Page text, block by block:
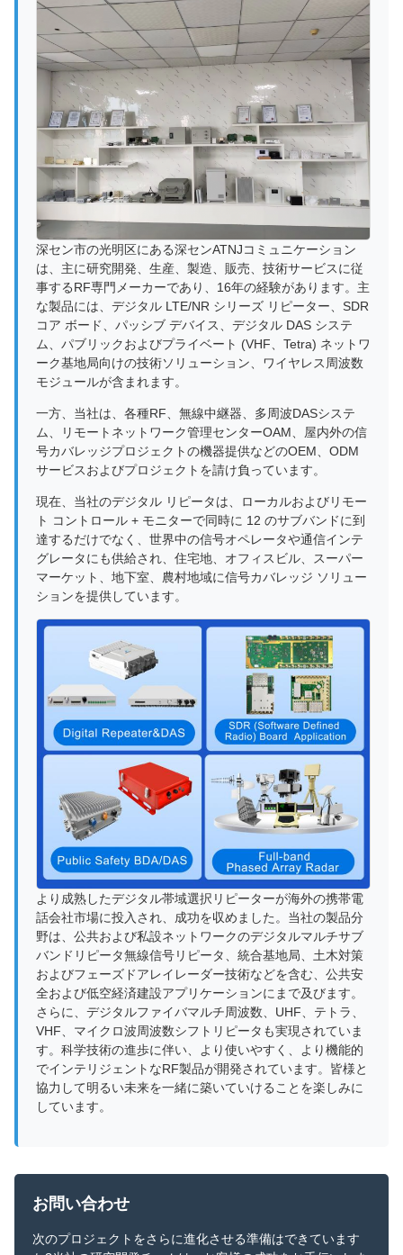
深セン市の光明区にある深センATNJコミュニケーション
は、主に研究開発、生産、製造、販売、技術サービスに従
事するRF専門メーカーであり、16年の経験があります。主
な製品には、デジタル LTE/NR シリーズ リピーター、SDR
コア ボード、パッシブ デバイス、デジタル DAS システ
ム、パブリックおよびプライベート (VHF、Tetra) ネットワ
ーク基地局向けの技術ソリューション、ワイヤレス周波数
モジュールが含まれます。
一方、当社は、各種RF、無線中継器、多周波DASシステ
ム、リモートネットワーク管理センターOAM、屋内外の信
号カバレッジプロジェクトの機器提供などのOEM、ODM
サービスおよびプロジェクトを請け負っています。
現在、当社のデジタル リピータは、ローカルおよびリモー
ト コントロール + モニターで同時に 12 のサブバンドに到
達するだけでなく、世界中の信号オペレータや通信インテ
グレータにも供給され、住宅地、オフィスビル、スーパー
マーケット、地下室、農村地域に信号カバレッジ ソリュー
ションを提供しています。
より成熟したデジタル帯域選択リピーターが海外の携帯電
話会社市場に投入され、成功を収めました。当社の製品分
野は、公共および私設ネットワークのデジタルマルチサブ
バンドリピータ無線信号リピータ、統合基地局、土木対策
およびフェーズドアレイレーダー技術などを含む、公共安
全および低空経済建設アプリケーションにまで及びます。
さらに、デジタルファイバマルチ周波数、UHF、テトラ、
VHF、マイクロ波周波数シフトリピータも実現されていま
す。科学技術の進歩に伴い、より使いやすく、より機能的
でインテリジェントなRF製品が開発されています。皆様と
協力して明るい未来を一緒に築いていけることを楽しみに
しています。
お問い合わせ
次のプロジェクトをさらに進化させる準備はできています